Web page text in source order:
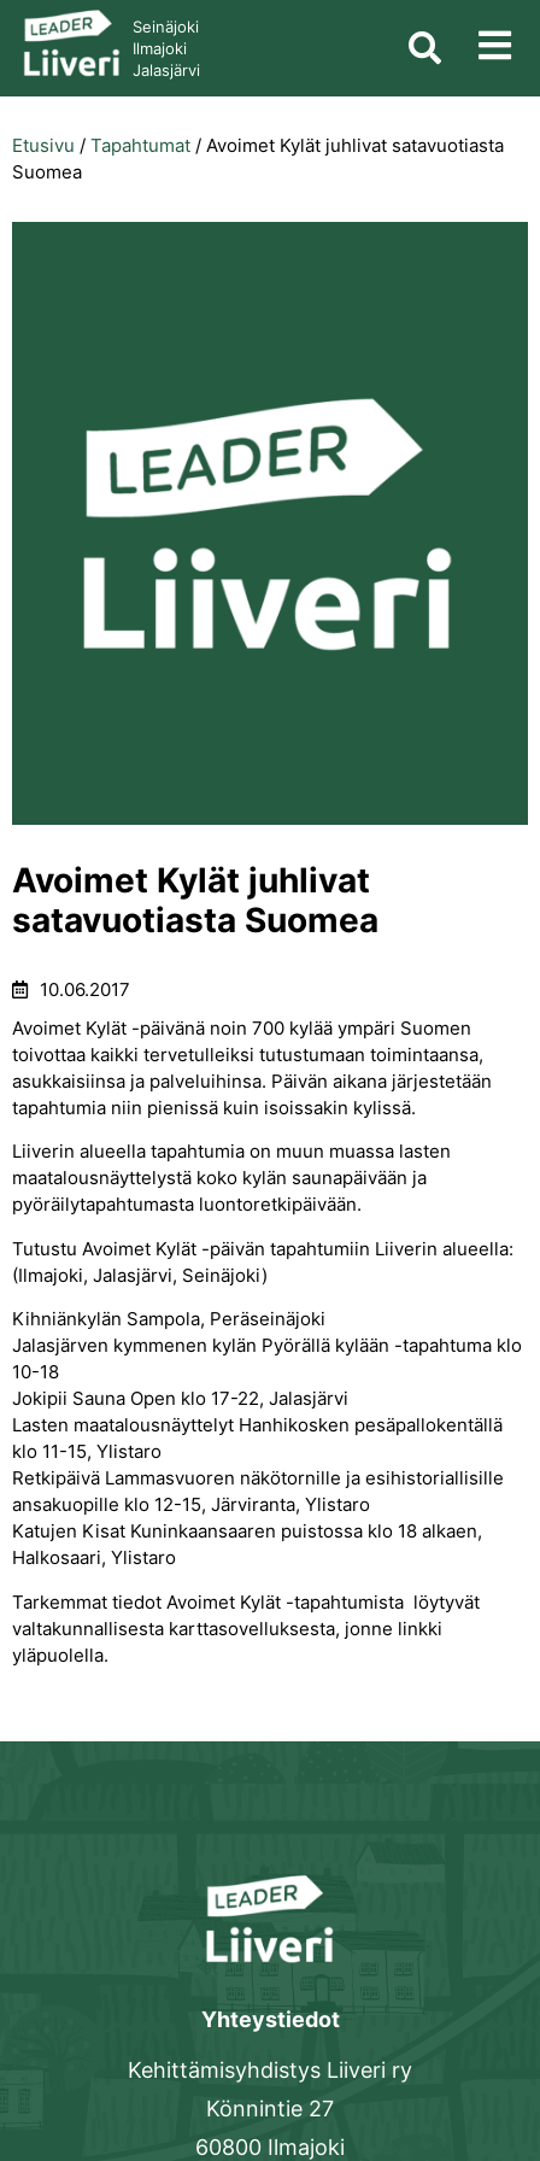
Seinäjoki
Ilmajoki
Jalasjärvi
Etusivu / Tapahtumat / Avoimet Kylät juhlivat satavuotiasta
Suomea
Avoimet Kylät juhlivat
satavuotiasta Suomea
10.06.2017
Avoimet Kylät -päivänä noin 700 kylää ympäri Suomen
toivottaa kaikki tervetulleiksi tutustumaan toimintaansa,
asukkaisiinsa ja palveluihinsa. Päivän aikana järjestetään
tapahtumia niin pienissä kuin isoissakin kylissä.
Liiverin alueella tapahtumia on muun muassa lasten
maatalousnäyttelystä koko kylän saunapäivään ja
pyöräilytapahtumasta luontoretkipäivään.
Tutustu Avoimet Kylät -päivän tapahtumiin Liiverin alueella:
(Ilmajoki, Jalasjärvi, Seinäjoki)
Kihniänkylän Sampola, Peräseinäjoki
Jalasjärven kymmenen kylän Pyörällä kylään -tapahtuma klo
10-18
Jokipii Sauna Open klo 17-22, Jalasjärvi
Lasten maatalousnäyttelyt Hanhikosken pesäpallokentällä
klo 11-15, Ylistaro
Retkipäivä Lammasvuoren näkötornille ja esihistoriallisille
ansakuopille klo 12-15, Järviranta, Ylistaro
Katujen Kisat Kuninkaansaaren puistossa klo 18 alkaen,
Halkosaari, Ylistaro
Tarkemmat tiedot Avoimet Kylät -tapahtumista löytyvät
valtakunnallisesta karttasovelluksesta, jonne linkki
yläpuolella.
Yhteystiedot
Kehittämisyhdistys Liiveri ry
Könnintie 27
60800 Ilmajoki